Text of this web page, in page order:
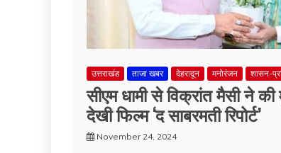
उत्तराखंड ताजा खबर देहरादून मनोरंजन शासन-
सीएम धामी से विक्रांत मैसी ने
देखी फिल्म ‘द साबरमती रिपोर्ट’
November 24, 2024